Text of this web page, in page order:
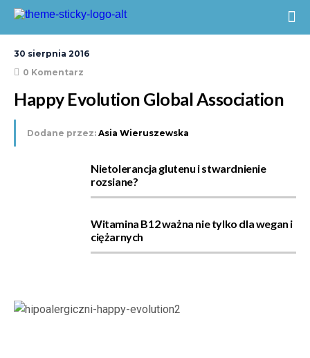
30 sierpnia 2016
0 Komentarz
Happy Evolution Global Association
Dodane przez: Asia Wieruszewska
Nietolerancja glutenu i stwardnienie
rozsiane?
Witamina B12 ważna nie tylko dla wegan i
ciężarnych